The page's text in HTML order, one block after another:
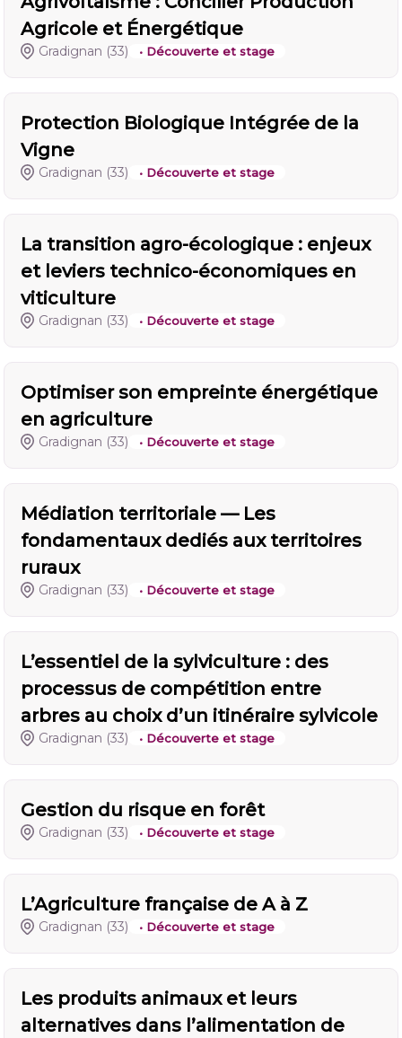
Agricole et Énergétique
Gradignan (33) • Découverte et stage
Protection Biologique Intégrée de la
Vigne
Gradignan (33) • Découverte et stage
La transition agro-écologique : enjeux
et leviers technico-économiques en
viticulture
Gradignan (33) • Découverte et stage
Optimiser son empreinte énergétique
en agriculture
Gradignan (33) • Découverte et stage
Médiation territoriale — Les
fondamentaux dediés aux territoires
ruraux
Gradignan (33) • Découverte et stage
L’essentiel de la sylviculture : des
processus de compétition entre
arbres au choix d’un itinéraire sylvicole
Gradignan (33) • Découverte et stage
Gestion du risque en forêt
Gradignan (33) • Découverte et stage
L’Agriculture française de A à Z
Gradignan (33) • Découverte et stage
Les produits animaux et leurs
alternatives dans l’alimentation de